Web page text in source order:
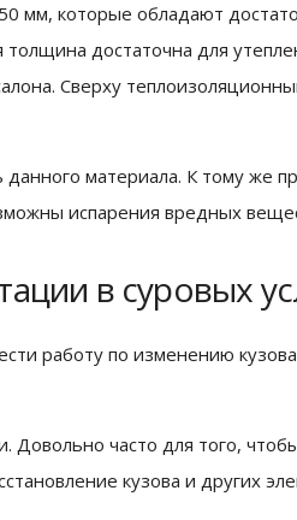
мм, которые обладают
толщина достаточна для
Сверху
данного материала. К тому же
испарения вредных
в суровых
работу по изменению
Довольно часто для того,
кузова и других